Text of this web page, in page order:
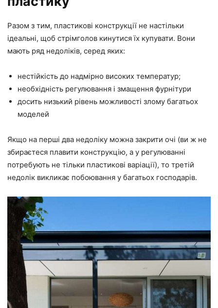
Разом з тим, пластикові конструкції не настільки
ідеальні, щоб стрімголов кинутися їх купувати. Вони
мають ряд недоліків, серед яких:
нестійкість до надмірно високих температур;
необхідність регулювання і змащення фурнітури
досить низький рівень можливості злому багатьох
моделей
Якщо на перші два недоліку можна закрити очі (ви ж не
збираєтеся плавити конструкцію, а у регулюванні
потребують не тільки пластикові варіації), то третій
недолік викликає побоювання у багатьох господарів.